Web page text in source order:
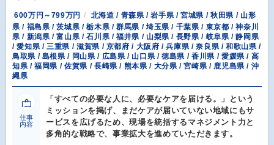
600万円～799万円
北海道 / 青森県 / 岩手県 / 宮城県 / 秋田県 / 山形
県 / 福島県 / 茨城県 / 栃木県 / 群馬県 / 埼玉県 / 千葉県 / 東京都 / 神奈川
県 / 新潟県 / 富山県 / 石川県 / 福井県 / 山梨県 / 長野県 / 岐阜県 / 静岡県
/ 愛知県 / 三重県 / 滋賀県 / 京都府 / 大阪府 / 兵庫県 / 奈良県 / 和歌山県 /
鳥取県 / 島根県 / 岡山県 / 広島県 / 山口県 / 徳島県 / 香川県 / 愛媛県 / 高
知県 / 福岡県 / 佐賀県 / 長崎県 / 熊本県 / 大分県 / 宮崎県 / 鹿児島県 / 沖
縄県
仕事
内容
「すべての必要な人に、必要なケアを届ける。」という
ミッションを掲げ、まだケアが届いていない地域にもサ
ービスを広げるため、現場を統括するマネジメント力と
多角的な戦略で、事業拡大を進めていただきます。